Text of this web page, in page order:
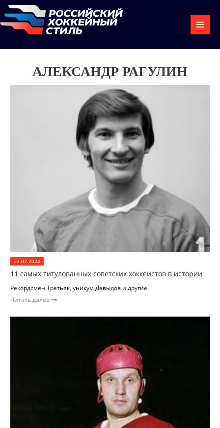
АЛЕКСАНДР РАГУЛИН
23.07.2024
11 самых титулованных советских хоккеистов в истории
Рекордсмен Третьяк, уникум Давыдов и другие
Читать далее